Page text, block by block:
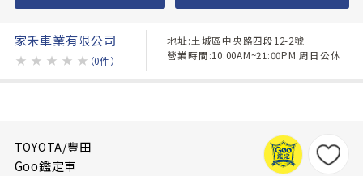
家禾車業有限公司
★ ★ ★ ★ ★ （0件）
地址:土城區中央路四段12-2號
營業時間:10:00AM~21:00PM 周日公休
TOYOTA/豐田
Goo鑑定車